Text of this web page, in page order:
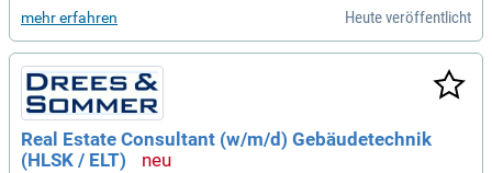
mehr erfahren Heute veröffentlicht
Real Estate Consultant (w/m/d) Gebäudetechnik
(HLSK / ELT)